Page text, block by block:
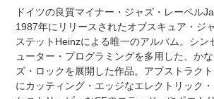
さ
れ
ま
す
コ
ン
追
加
す
る
ドイツの良質マイナー・ジャズ・レーベル
1987年にリリースされたオブスキュア・ジ
ステットHeinzによる唯一のアルバム。シン
ューター・プログラミングを多用した、か
ズ・ロックを展開した作品。アブストラク
にカッティング・エッジなエレクトリック